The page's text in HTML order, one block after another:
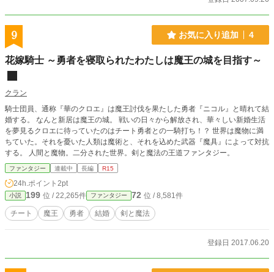
9 お気に入り追加 4
花嫁騎士 ～勇者を寝取られたわたしは魔王の城を目指す～
クラン
騎士団員、通称『華のクロエ』は魔王討伐を果たした勇者『ニコル』と晴れて結
婚する。 なんと新居は魔王の城。 戦いの日々から解放され、華々しい新婚生活
を夢見るクロエに待っていたのはチート勇者との一騎打ち！？ 世界は魔物に満
ちていた。それを憂いた人類は魔術と、それを込めた武器『魔具』によって対抗
する。 人間と魔物。二分された世界。剣と魔法の王道ファンタジー。
ファンタジー 連載中 長編 R15
24h.ポイント 2pt
小説 199 位 / 22,265件 ファンタジー 72 位 / 8,581件
チート 魔王 勇者 結婚 剣と魔法
登録日 2017.06.20